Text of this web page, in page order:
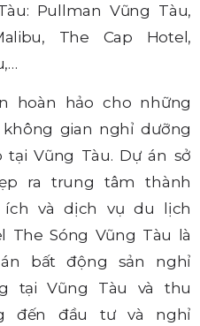
Pullman Vũng Tàu,
The Cap Hotel,
hoàn hảo cho những
gian nghỉ dưỡng
Vũng Tàu. Dự án sở
ra trung tâm thành
và dịch vụ du lịch
The Sóng Vũng Tàu là
bất động sản nghỉ
tại Vũng Tàu và thu
đến đầu tư và nghỉ